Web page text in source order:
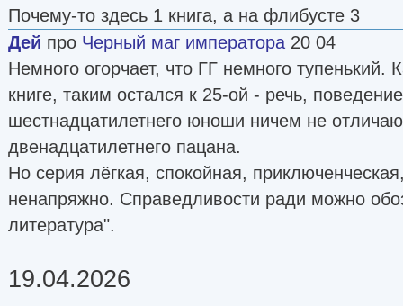
Почему-то здесь 1 книга, а на флибусте 3
Дей про Черный маг императора 20 04
Немного огорчает, что ГГ немного
книге, таким остался к 25-ой - речь,
шестнадцатилетнего юноши ничем не
двенадцатилетнего пацана.
Но серия лёгкая, спокойная,
ненапряжно. Справедливости ради можно
литература".
19.04.2026